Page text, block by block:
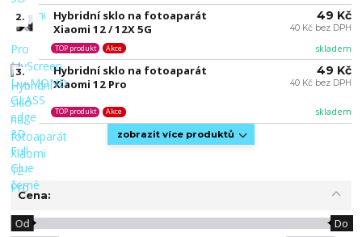
2.
Hybridní sklo na fotoaparát
Xiaomi 12 / 12X 5G
skladem
TOP produkt Akce
49 Kč
40 Kč bez DPH
3.
Hybridní sklo na fotoaparát
Xiaomi 12 Pro
skladem
TOP produkt Akce
49 Kč
40 Kč bez DPH
zobrazit více produktů
Cena:
Od Do